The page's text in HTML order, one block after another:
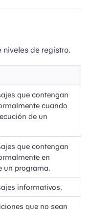
de registro.
que contengan
cuando
de un
que contengan
en
un programa.
informativos.
que no sean